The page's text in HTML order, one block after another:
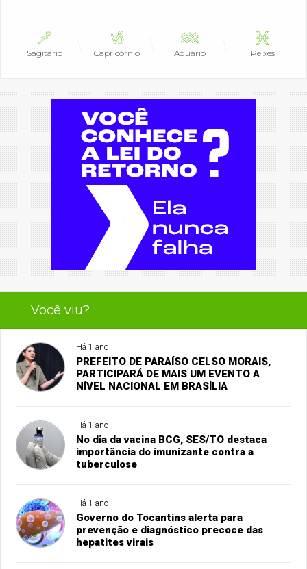
Sagitário Capricórnio Aquário Peixes
Você viu?
Há 1 ano
PREFEITO DE PARAÍSO CELSO MORAIS,
PARTICIPARÁ DE MAIS UM EVENTO A
NÍVEL NACIONAL EM BRASÍLIA
Há 1 ano
No dia da vacina BCG, SES/TO destaca
importância do imunizante contra a
tuberculose
Há 1 ano
Governo do Tocantins alerta para
prevenção e diagnóstico precoce das
hepatites virais